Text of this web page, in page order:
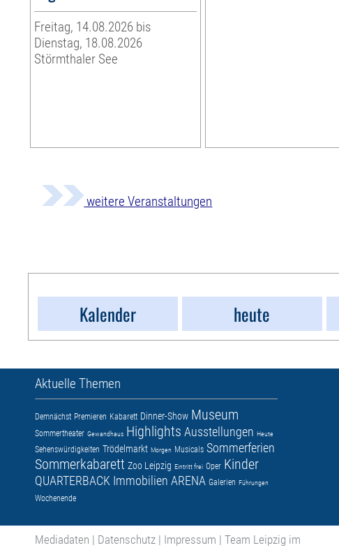
Freitag, 14.08.2026 bis
Dienstag, 18.08.2026
Störmthaler See
weitere Veranstaltungen
Kalender
heute
Aktuelle Themen
Demnächst Premieren Kabarett Dinner-Show Museum
Sommertheater Gewandhaus Highlights Ausstellungen Heute
Sehenswürdigkeiten Trödelmarkt Morgen Musicals Sommerferien
Sommerkabarett Zoo Leipzig Eintritt frei Oper Kinder
QUARTERBACK Immobilien ARENA Galerien Führungen
Wochenende
Mediadaten | Datenschutz | Impressum | Team Leipzig im